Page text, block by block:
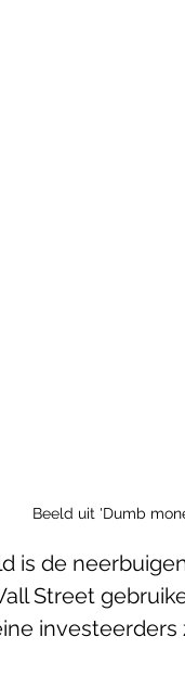
Beeld uit 'Dumb
is de
Street